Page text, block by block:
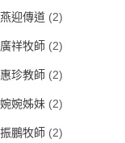
迎傳道 (2)
祥牧師 (2)
珍教師 (2)
婉姊妹 (2)
鵬牧師 (2)